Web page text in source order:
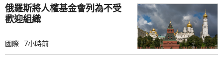
俄羅斯將人權基金會列為不受
歡迎組織
國際 7小時前